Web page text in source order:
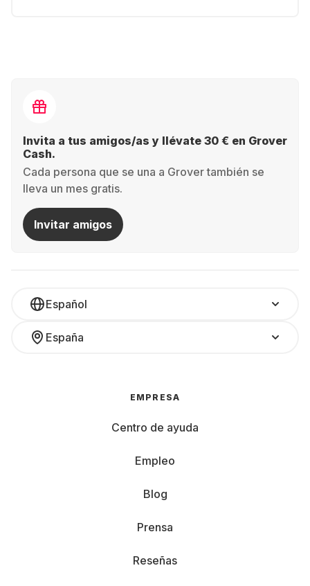
Invita a tus amigos/as y llévate 30 € en Grover
Cash.
Cada persona que se una a Grover también se
lleva un mes gratis.
Invitar amigos
Español
España
EMPRESA
Centro de ayuda
Empleo
Blog
Prensa
Reseñas